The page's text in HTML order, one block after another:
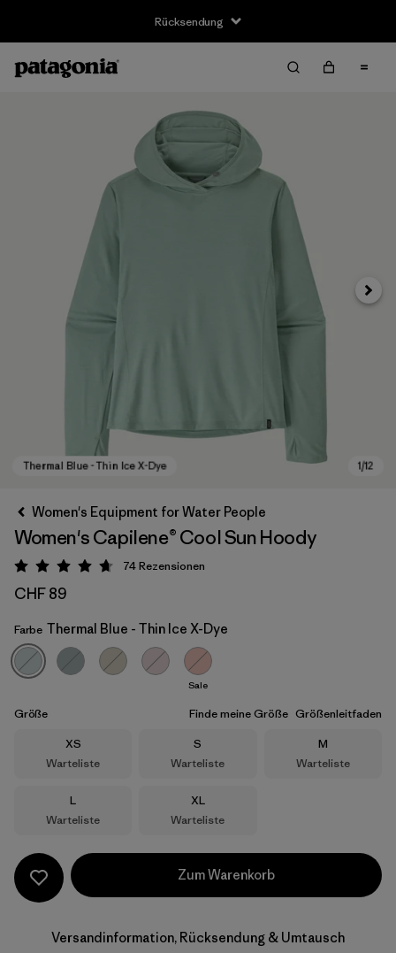
Rücksendung
Thermal Blue - Thin Ice X-Dye
Women's Equipment for Water People
Women's Capilene® Cool Sun Hoody
Bewertung: 4.7 / 5
74Rezensionen
CHF 89
Farbe Thermal Blue - Thin Ice X-Dye
Sale
Größe Finde meine Größe Größenleitfaden
Größe
XS
Warteliste
Größe
S
Warteliste
Größe
M
Warteliste
Größe
L
Warteliste
Größe
XL
Warteliste
Zum Warenkorb
Versandinformation, Rücksendung & Umtausch